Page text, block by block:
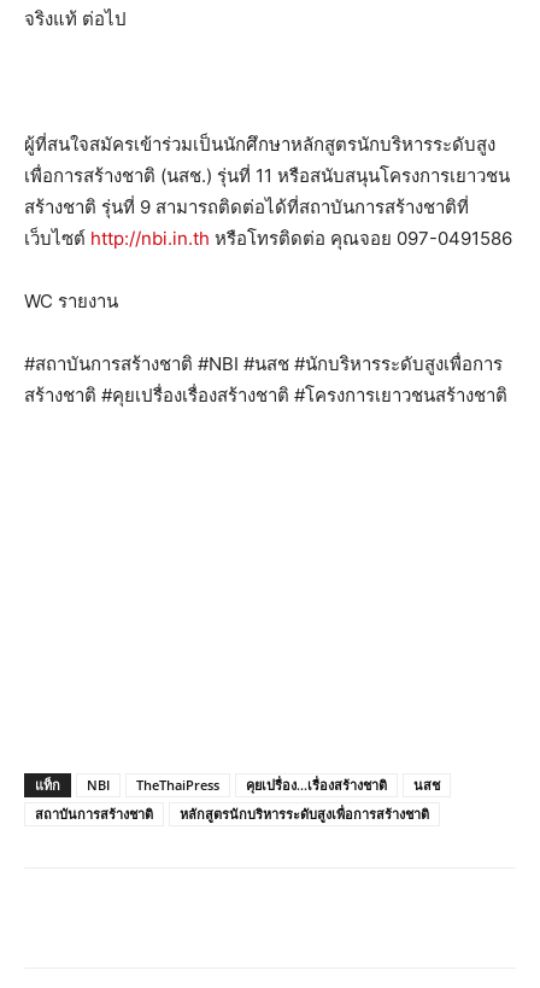
จริงแท้ ต่อไป
ผู้ที่สนใจสมัครเข้าร่วมเป็นนักศึกษาหลักสูตรนักบริหารระดับสูง
เพื่อการสร้างชาติ (นสช.) รุ่นที่ 11 หรือสนับสนุนโครงการเยาวชน
สร้างชาติ รุ่นที่ 9 สามารถติดต่อได้ที่สถาบันการสร้างชาติที่
เว็บไซต์ http://nbi.in.th หรือโทรติดต่อ คุณจอย 097-0491586
WC รายงาน
#สถาบันการสร้างชาติ #NBI #นสช #นักบริหารระดับสูงเพื่อการ
สร้างชาติ #คุยเปรื่องเรื่องสร้างชาติ #โครงการเยาวชนสร้างชาติ
แท็ก NBI TheThaiPress คุยเปรื่อง...เรื่องสร้างชาติ
นสช
สถาบันการสร้างชาติ
หลักสูตรนักบริหารระดับสูงเพื่อการสร้างชาติ